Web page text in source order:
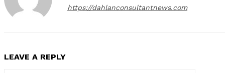
https://dahlanconsultantnews.com
LEAVE A REPLY